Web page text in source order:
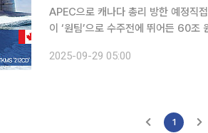
APEC으로 캐나다 총리 방한 예정직접 조
이 ‘원팀’으로 수주전에 뛰어든 60조
석을 위해 방한 예정인 마크 카니 캐
2025-09-29 05:00
1